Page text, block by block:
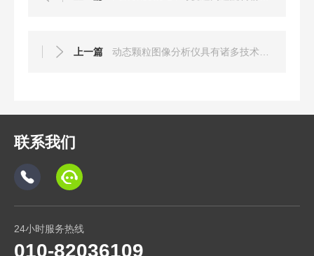
上一篇
联系我们
24小时服务热线
010-82036109